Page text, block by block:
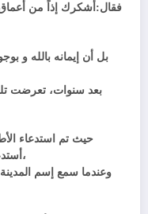
فقال:أشكرك إذاً من أعماق
بعد سنوات، تعرضت
حيث تم استدعاء
أستدعي الدكتور هوارد كيلي للاستشارة الطبية،
وعندما سمع إسم